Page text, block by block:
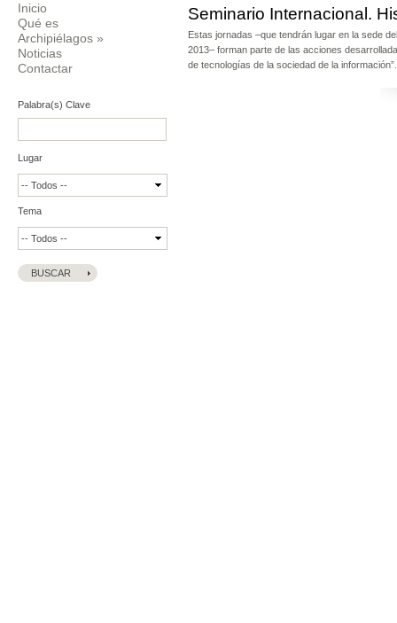
Inicio
Qué es
Archipiélagos »
Noticias
Contactar
Palabra(s) Clave
Lugar
Tema
Seminario Internacional.
Estas jornadas –que tendrán lugar en la sede
2013– forman parte de las acciones
de tecnologías de la sociedad de la información”.